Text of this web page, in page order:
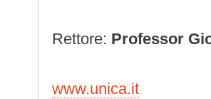
Rettore: Professor
www.unica.it